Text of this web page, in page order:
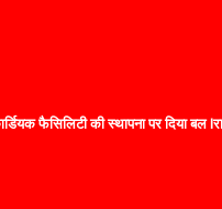
फैसिलिटी की स्थापना पर दिया